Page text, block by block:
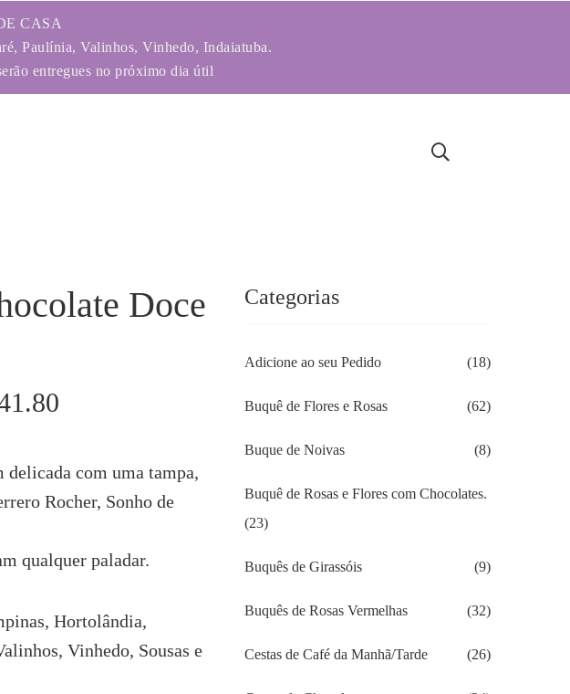
CASA
Paulínia, Valinhos, Vinhedo, Indaiatuba.
entregues no próximo dia útil
Doce
é:
R$141.80.
delicada com uma tampa,
Rocher, Sonho de
qualquer paladar.
Hortolândia,
Vinhedo, Sousas e
Categorias
Adicione ao seu Pedido (18)
Buquê de Flores e Rosas (62)
Buque de Noivas (8)
Buquê de Rosas e Flores com Chocolates.
(23)
Buquês de Girassóis (9)
Buquês de Rosas Vermelhas (32)
Cestas de Café da Manhã/Tarde (26)